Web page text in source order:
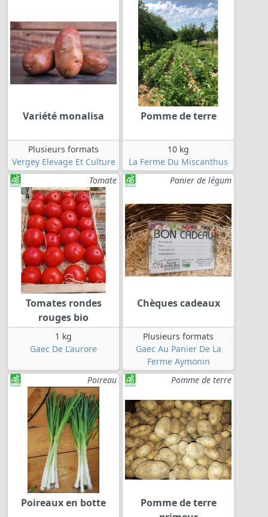
Variété monalisa
Plusieurs formats
Vergey Elevage Et Culture
Pomme de terre
10 kg
La Ferme Du Miscanthus
Tomate
Tomates rondes
rouges bio
1 kg
Gaec De L'aurore
Panier de légum
Chèques cadeaux
Plusieurs formats
Gaec Au Panier De La
Ferme Aymonin
Poireau
Poireaux en botte
Pomme de terre
Pomme de terre